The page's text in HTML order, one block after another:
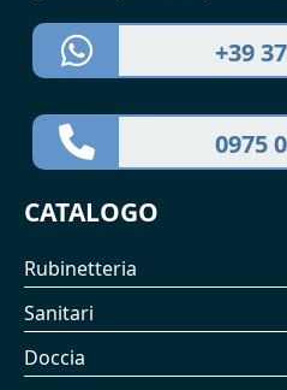
+39
0975
CATALOGO
Rubinetteria
Sanitari
Doccia